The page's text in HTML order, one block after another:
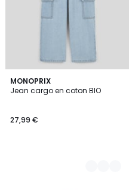
MONOPRIX
Jean cargo en coton BIO
27,99 €
2
Couleurs